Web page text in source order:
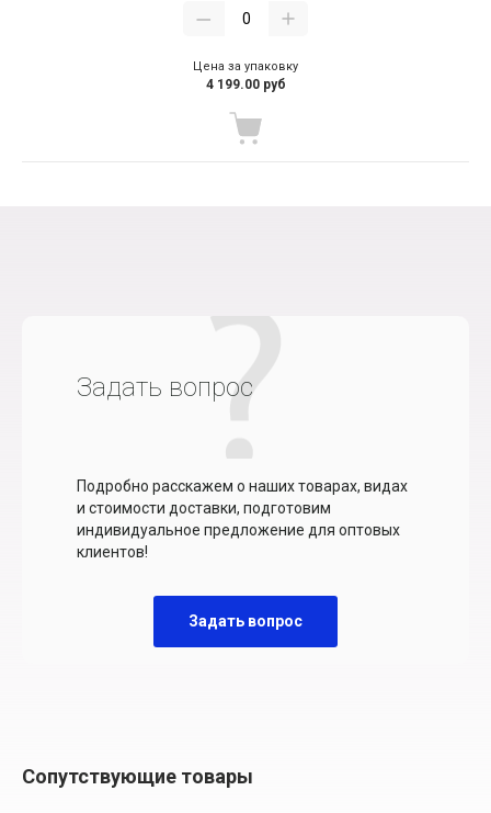
Цена за упаковку
4 199.00 руб
Задать вопрос
Подробно расскажем о наших товарах, видах
и стоимости доставки, подготовим
индивидуальное предложение для оптовых
клиентов!
Задать вопрос
Сопутствующие товары